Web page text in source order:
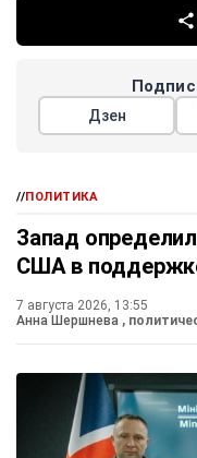
Дзен
//ПОЛИТИКА
Запад
США в
7 августа 2026, 13:55
Анна Шершнева ,